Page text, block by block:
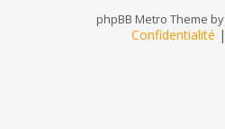
phpBB Metro Theme by
Confidentialité |